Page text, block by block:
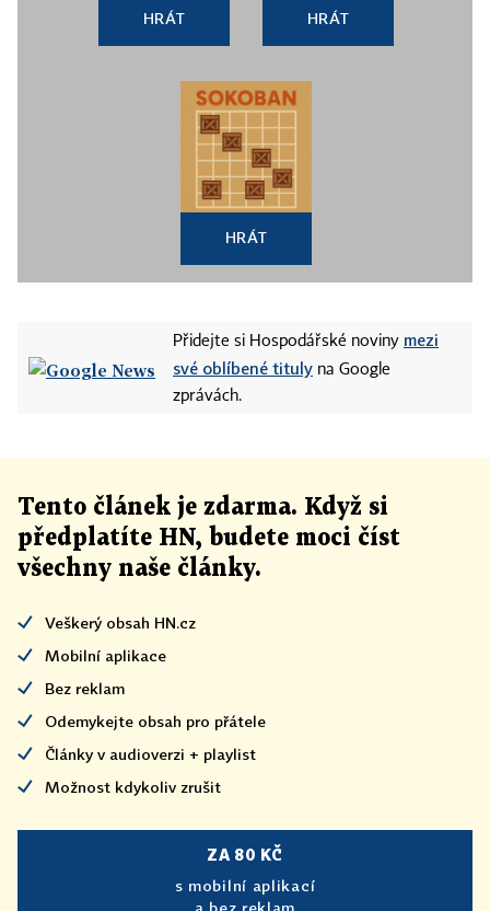
HRÁT HRÁT
HRÁT
Přidejte si Hospodářské noviny mezi
své oblíbené tituly na Google
zprávách.
Tento článek je zdarma. Když si
předplatíte HN, budete moci číst
všechny naše články.
Veškerý obsah HN.cz
Mobilní aplikace
Bez reklam
Odemykejte obsah pro přátele
Články v audioverzi + playlist
Možnost kdykoliv zrušit
ZA 80 KČ
s mobilní aplikací
a bez reklam